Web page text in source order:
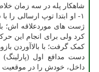
شاهکار پله در سه زمان
۱- او ابتدا توپ ارسالی را
ژست های موردعلاقه اش؛
کرد ولی برای انجام این
کمک گرفت؛ با بالاآوردن
دست مدافع اول
داخل، خودش را در موقعیت